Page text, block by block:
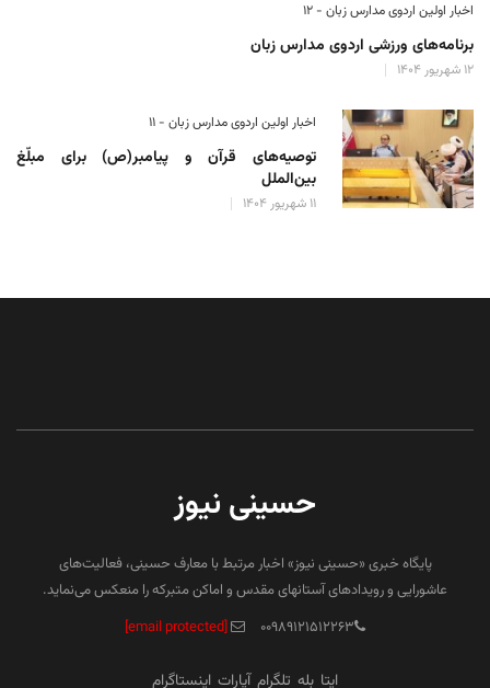
اخبار اولین اردوی مدارس زبان - ۱۲
برنامه‌های ورزشی اردوی مدارس زبان
۱۲ شهریور ۱۴۰۴
اخبار اولین اردوی مدارس زبان - ۱۱
توصیه‌های قرآن و پیامبر(ص) برای مبلّغ
بین‌الملل
۱۱ شهریور ۱۴۰۴
حسینی نیوز
پایگاه خبری «حسینی نیوز» اخبار مرتبط با معارف حسینی، فعالیت‌های
عاشورایی و رویدادهای آستانهای مقدس و اماکن متبرکه را منعکس می‌نماید.
۰۰۹۸۹۱۲۱۵۱۲۲۶۳
[email protected]
ایتا بله تلگرام آپارات اینستاگرام